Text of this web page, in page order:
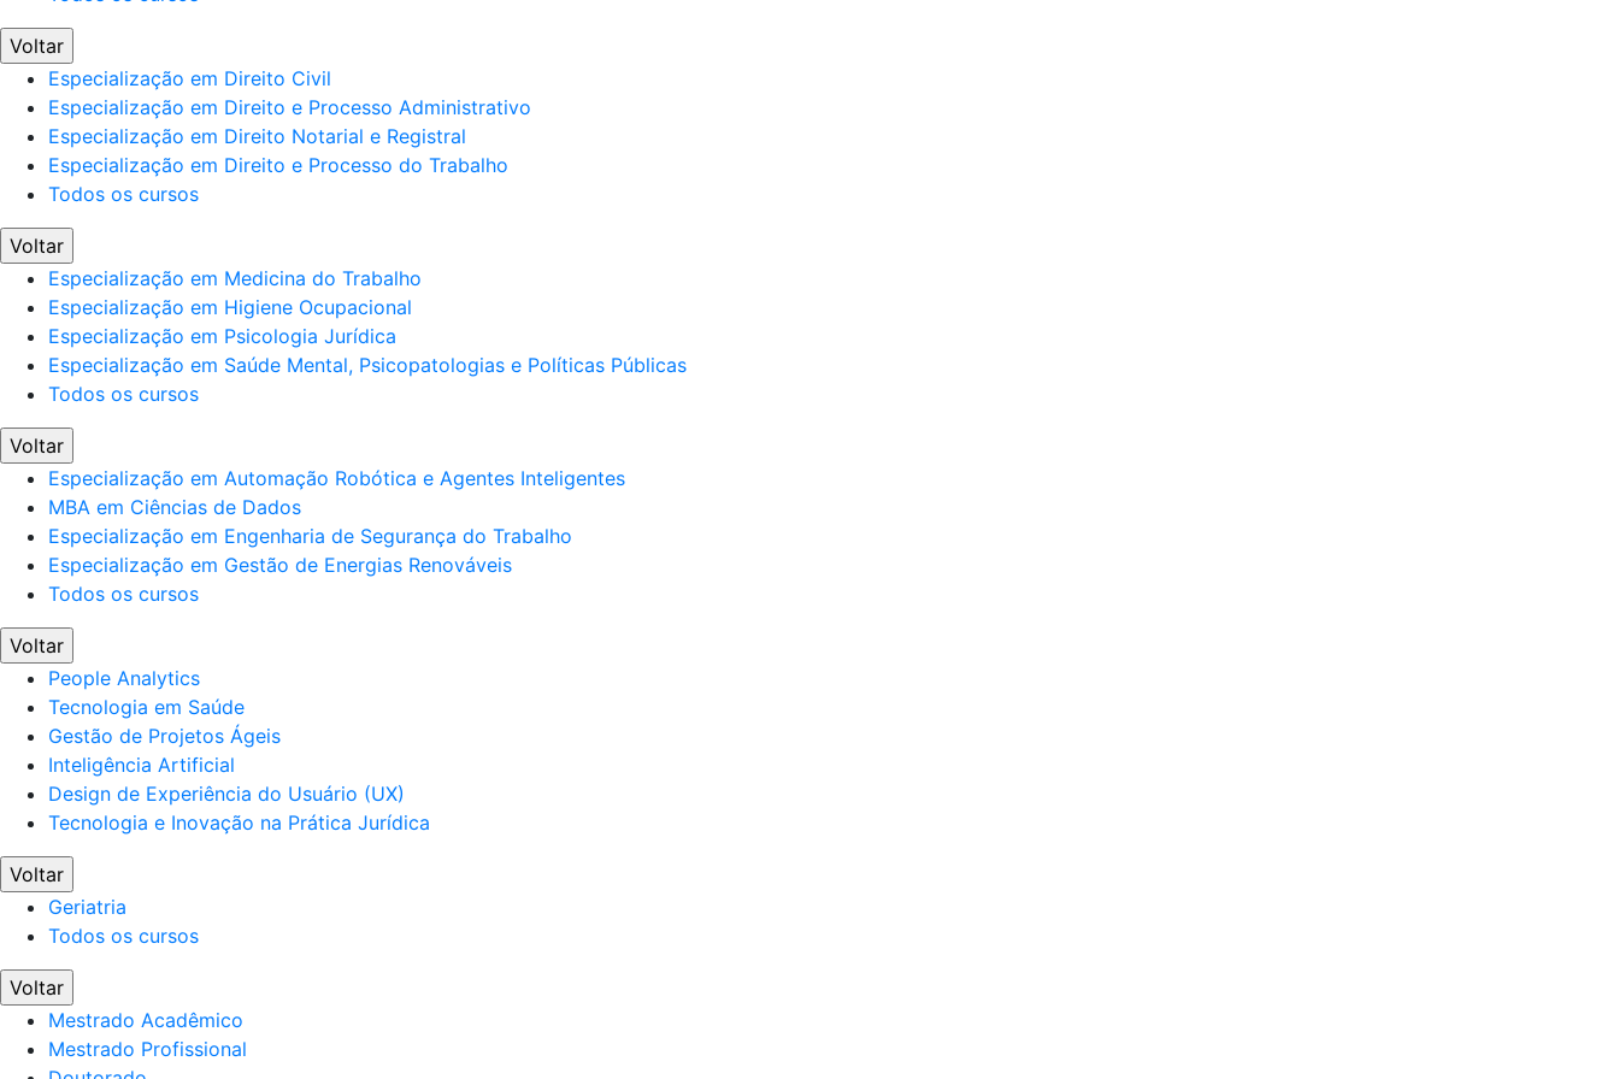
Voltar
Especialização em Direito Civil
Especialização em Direito e Processo Administrativo
Especialização em Direito Notarial e Registral
Especialização em Direito e Processo do Trabalho
Todos os cursos
Voltar
Especialização em Medicina do Trabalho
Especialização em Higiene Ocupacional
Especialização em Psicologia Jurídica
Especialização em Saúde Mental, Psicopatologias e Políticas Públicas
Todos os cursos
Voltar
Especialização em Automação Robótica e Agentes Inteligentes
MBA em Ciências de Dados
Especialização em Engenharia de Segurança do Trabalho
Especialização em Gestão de Energias Renováveis
Todos os cursos
Voltar
People Analytics
Tecnologia em Saúde
Gestão de Projetos Ágeis
Inteligência Artificial
Design de Experiência do Usuário (UX)
Tecnologia e Inovação na Prática Jurídica
Voltar
Geriatria
Todos os cursos
Voltar
Mestrado Acadêmico
Mestrado Profissional